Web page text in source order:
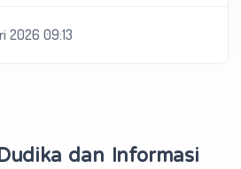
2026 09:13
dan Informasi